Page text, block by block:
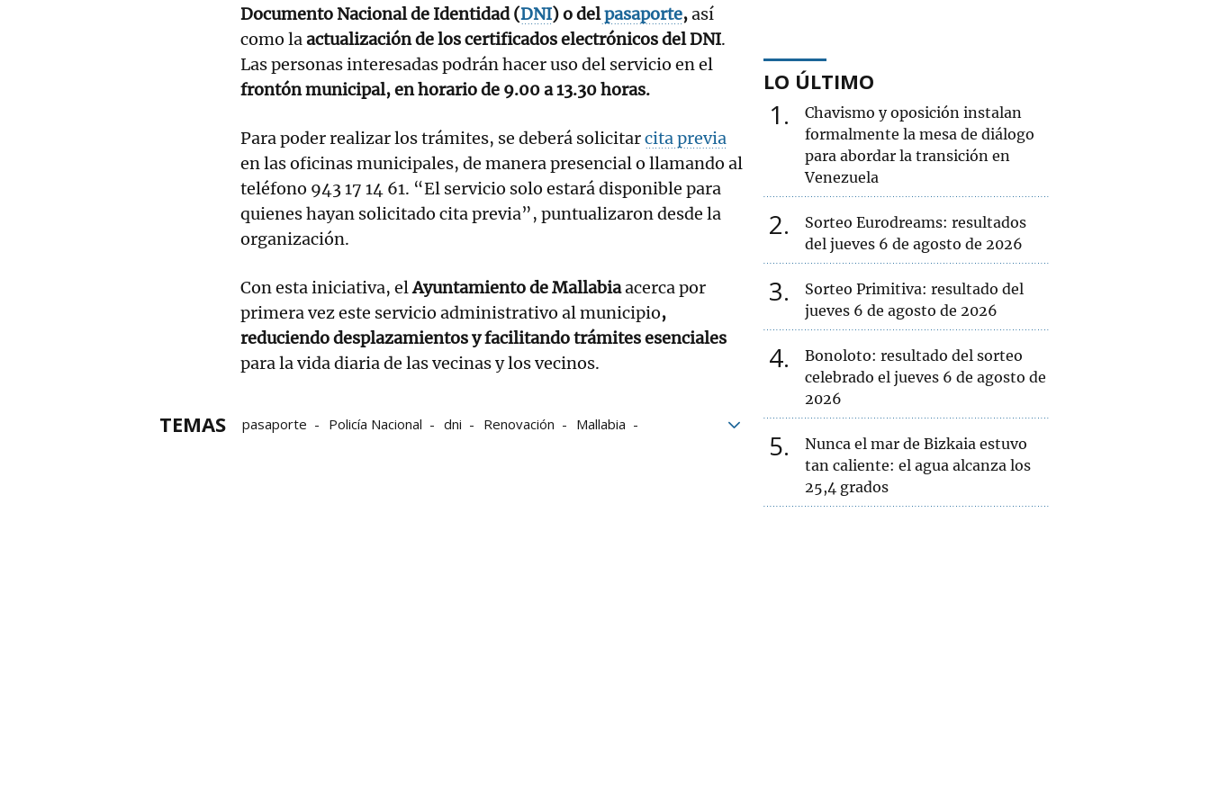
Documento Nacional de Identidad (DNI) o delpasaporte,así
como laactualización de los certificados electrónicos del DNI.
Las personas interesadas podrán hacer uso del servicio en el
frontón municipal, en horario de 9.00 a 13.30 horas.
Para poder realizar los trámites, se deberá solicitarcita previa
en las oficinas municipales, de manera presencial o llamando al
teléfono 943 17 14 61. “El servicio solo estará disponible para
quienes hayan solicitado cita previa”, puntualizaron desde la
organización.
Con esta iniciativa, elAyuntamiento de Mallabiaacerca por
primera vez este servicio administrativo al municipio,
reduciendo desplazamientos y facilitandotrámites esenciales
para la vida diaria de las vecinas y los vecinos.
TEMAS pasaporte Policía Nacional dni Renovación
Mallabia
LO ÚLTIMO
1
Chavismo y oposición instalan
formalmente la mesa de diálogo
para abordar la transición en
Venezuela
2
Sorteo Eurodreams: resultados
del jueves 6 de agosto de 2026
3
Sorteo Primitiva: resultado del
jueves 6 de agosto de 2026
4
Bonoloto: resultado del sorteo
celebrado el jueves 6 de agosto de
2026
5
Nunca el mar de Bizkaia estuvo
tan caliente: el agua alcanza los
25,4 grados